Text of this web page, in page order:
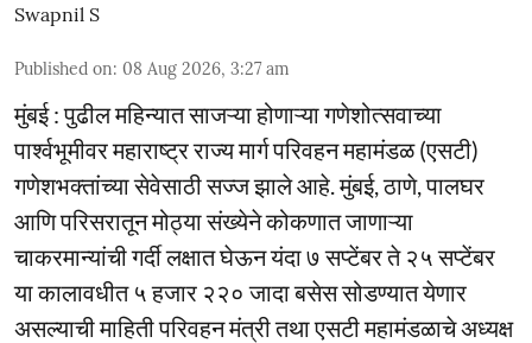
Swapnil S
Published on: 08 Aug 2026, 3:27 am
मुंबई : पुढील महिन्यात साजऱ्या होणाऱ्या गणेशोत्सवाच्या
पार्श्वभूमीवर महाराष्ट्र राज्य मार्ग परिवहन महामंडळ (एसटी)
गणेशभक्तांच्या सेवेसाठी सज्ज झाले आहे. मुंबई, ठाणे, पालघर
आणि परिसरातून मोठ्या संख्येने कोकणात जाणाऱ्या
चाकरमान्यांची गर्दी लक्षात घेऊन यंदा ७ सप्टेंबर ते २५ सप्टेंबर
या कालावधीत ५ हजार २२० जादा बसेस सोडण्यात येणार
असल्याची माहिती परिवहन मंत्री तथा एसटी महामंडळाचे अध्यक्ष